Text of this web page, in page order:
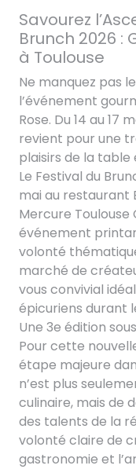
Savourez
Brunch 2026
à Toulouse
Ne manquez pas
l’événement
Rose. Du 14 au 17
revient pour une
plaisirs de la
Le Festival du
mai au restaurant
Mercure
événement
volonté
marché de
vous convivial
épicuriens durant
Une 3e édition
Pour cette
étape majeure
n’est plus
culinaire, mais de
des talents de la
volonté claire de
gastronomie et